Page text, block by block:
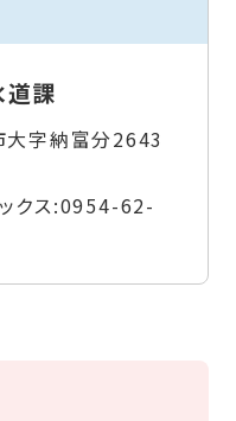
課
字納富分2643
クス:0954-62-